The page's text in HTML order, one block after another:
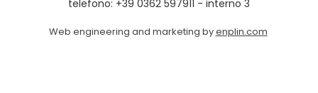
telefono: +39 0362 597911 - interno 3
Web engineering and marketing byenplin.com